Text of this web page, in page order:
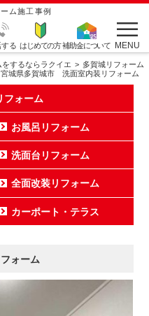
ム施工事例
する はじめての方補助金について MENU
するならラクイエ
多賀城リフォーム
宮城県多賀城市 洗面室内装リフォーム
フォーム
お風呂リフォーム
洗面台リフォーム
全面改装リフォーム
カーポート・テラス
ォーム